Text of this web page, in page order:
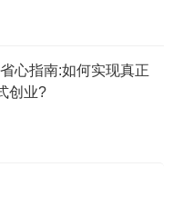
心指南:如何实现真正
创业?